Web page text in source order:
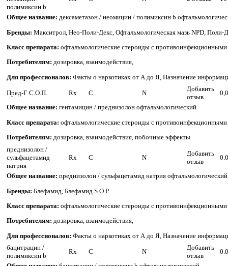
полимиксин b
Общее название: дексаметазон / неомицин / полимиксин b
Бренды: Макситрол, Нео-Поли-Декс, Офтальмологическая мазь NPD, Поли-
Класс препарата: офтальмологические стероиды с противоинфекционными
Потребителям: дозировка, взаимодействия,
Для профессионалов: Факты о наркотиках от А до Я, Назначение
Пред-Г С.О.П. Rx C N
Добавить
отзыв
0,0
Общее название: гентамицин / преднизолон офтальмологический
Класс препарата: офтальмологические стероиды с противоинфекционными
Потребителям: дозировка, взаимодействия, побочные эффекты
преднизолон /
сульфацетамид
натрия
Rx C N
Добавить
отзыв
0.0
Общее название: преднизолон / сульфацетамид натрия офтальмологический
Бренды: Блефамид, Блефамид S.O.P.
Класс препарата: офтальмологические стероиды с противоинфекционными
Потребителям: дозировка, взаимодействия,
Для профессионалов: Факты о наркотиках от А до Я, Назначение
бацитрацин /
полимиксин b
Rx C N
Добавить
отзыв
0.0